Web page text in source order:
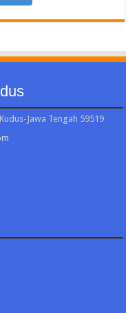
Jawa Tengah 59519